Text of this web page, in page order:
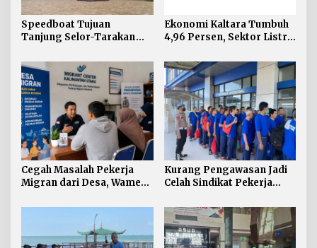
Speedboat Tujuan
Tanjung Selor-Tarakan
Salimbatu
Ekonomi Kaltara Tumbuh
4,96 Persen, Sektor Listrik
Cegah Masalah Pekerja
Migran dari Desa, Wamen
di Kaltara
Kurang Pengawasan Jadi
Celah Sindikat Pekerja